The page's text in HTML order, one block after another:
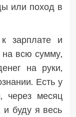
или поход в
зарплате и
на всю сумму,
на руки,
Есть у
через месяц
буду я весь